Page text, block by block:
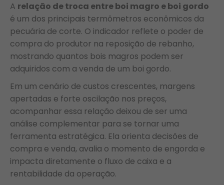
A relação de troca entre boi magro e boi gordo
é um dos principais termômetros econômicos da
pecuária de corte. O indicador reflete o poder de
compra do produtor na reposição de rebanho,
mostrando quantos bois magros podem ser
adquiridos com a venda de um boi gordo.
Em um cenário de custos crescentes, margens
apertadas e forte oscilação nos preços,
acompanhar essa relação deixou de ser uma
análise complementar para se tornar uma
ferramenta estratégica. Ela orienta decisões de
compra e venda, avalia o momento de engorda e
impacta diretamente o fluxo de caixa e a
rentabilidade da operação.